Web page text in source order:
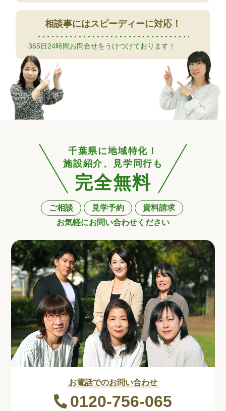
相談事にはスピーディーに対応！
365日24時間お問合せをうけつけております！
千葉県に地域特化！
施設紹介、見学同行も
完全無料
ご相談 見学予約
資料請求
お気軽にお問い合わせください
お電話でのお問い合わせ
0120-756-065